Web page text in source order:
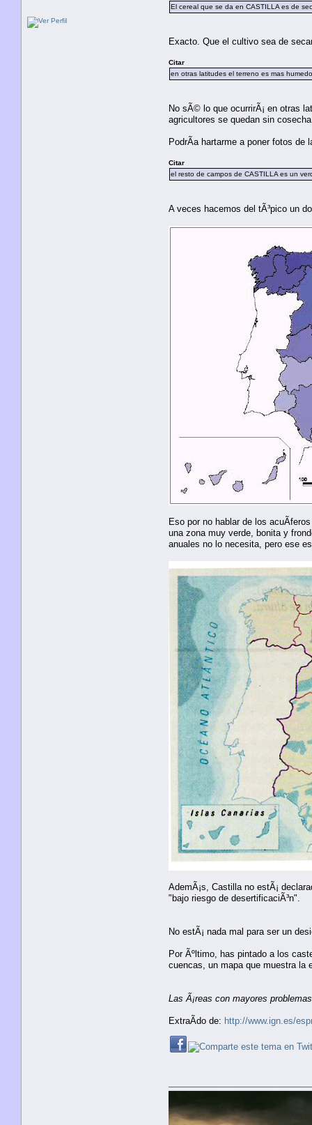
El cereal que se da en CASTILLA es de
Exacto. Que el cultivo sea de
Citar
en otras latitudes el terreno es mas
No sÃ© lo que ocurrirÃ¡ en otras
agricultores se quedan sin
PodrÃ­a hartarme a poner fotos de
Citar
el resto de campos de CASTILLA es un
A veces hacemos del tÃ³pico un
Eso por no hablar de los
una zona muy verde, bonita y
anuales no lo necesita, pero ese
AdemÃ¡s, Castilla no estÃ¡
"bajo riesgo de desertificaciÃ³n".
No estÃ¡ nada mal para ser un
Por Ãºltimo, has pintado a los
cuencas, un mapa que muestra la
Las Ã¡reas con mayores
ExtraÃ­do de: http://www.ign.es/